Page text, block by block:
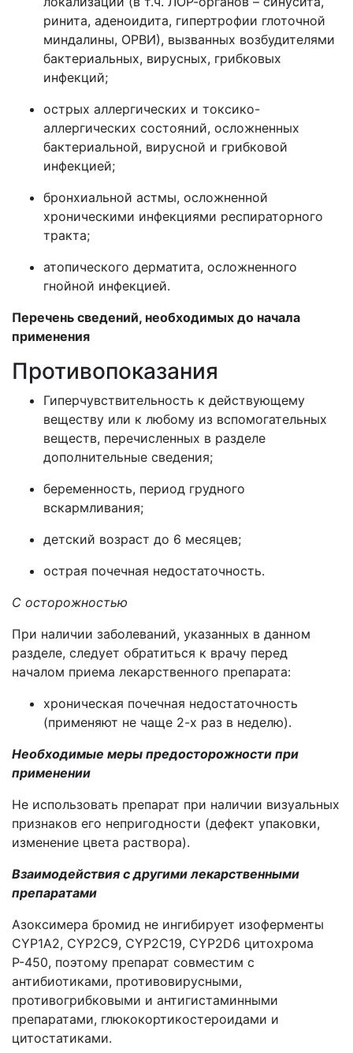
ринита, аденоидита, гипертрофии глоточной
миндалины, ОРВИ), вызванных возбудителями
бактериальных, вирусных, грибковых
инфекций;
острых аллергических и токсико-
аллергических состояний, осложненных
бактериальной, вирусной и грибковой
инфекцией;
бронхиальной астмы, осложненной
хроническими инфекциями респираторного
тракта;
атопического дерматита, осложненного
гнойной инфекцией.
Перечень сведений, необходимых до начала
применения
Противопоказания
Гиперчувствительность к действующему
веществу или к любому из вспомогательных
веществ, перечисленных в разделе
дополнительные сведения;
беременность, период грудного
вскармливания;
детский возраст до 6 месяцев;
острая почечная недостаточность.
С осторожностью
При наличии заболеваний, указанных в данном
разделе, следует обратиться к врачу перед
началом приема лекарственного препарата:
хроническая почечная недостаточность
(применяют не чаще 2-х раз в неделю).
Необходимые меры предосторожности при
применении
Не использовать препарат при наличии визуальных
признаков его непригодности (дефект упаковки,
изменение цвета раствора).
Взаимодействия с другими лекарственными
препаратами
Азоксимера бромид не ингибирует изоферменты
CYP1A2, CYP2С9, CYP2С19, CYP2D6 цитохрома
Р-450, поэтому препарат совместим с
антибиотиками, противовирусными,
противогрибковыми и антигистаминными
препаратами, глюкокортикостероидами и
цитостатиками.